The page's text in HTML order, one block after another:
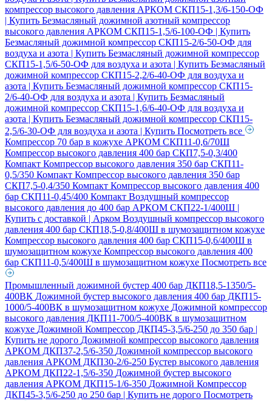
компрессор высокого давления АРКОМ СКП15-1,3/6-150-ОФ
| Купить Безмасляный дожимной азотный компрессор
высокого давления АРКОМ СКП15-1,5/6-100-ОФ | Купить
Безмасляный дожимной компрессор СКП15-2/6-50-ОФ для
воздуха и азота | Купить Безмасляный дожимной компрессор
СКП15-1,5/6-50-ОФ для воздуха и азота | Купить Безмасляный
дожимной компрессор СКП15-2,2/6-40-ОФ для воздуха и
азота | Купить Безмасляный дожимной компрессор СКП15-
2/6-40-ОФ для воздуха и азота | Купить Безмасляный
дожимной компрессор СКП15-1,6/6-40-ОФ для воздуха и
азота | Купить Безмасляный дожимной компрессор СКП15-
2,5/6-30-ОФ для воздуха и азота | Купить Посмотреть все
Компрессор 70 бар в кожухе АРКОМ СКП11-0,6/70Ш
Компрессор высокого давления 400 бар СКП7,5-0,3/400
Компакт Компрессор высокого давления 350 бар СКП11-
0,5/350 Компакт Компрессор высокого давления 350 бар
СКП7,5-0,4/350 Компакт Компрессор высокого давления 400
бар СКП11-0,45/400 Компакт Воздушный компрессор
высокого давления до 400 бар АРКОМ СКП22-1/400Ш |
Купить с доставкой | Арком Воздушный компрессор высокого
давления 400 бар СКП18,5-0,8/400Ш в шумозащитном кожухе
Компрессор высокого давления 400 бар СКП15-0,6/400Ш в
шумозащитном кожухе Компрессор высокого давления 400
бар СКП11-0,5/400Ш в шумозащитном кожухе Посмотреть все
Промышленный дожимной бустер 400 бар ДКП18,5-1350/5-
400ВК Дожимной бустер высокого давления 400 бар ДКП15-
1000/5-400ВК в шумозащитном кожухе Дожимной компрессор
высокого давления ДКП11-700/5-400ВК в шумозащитном
кожухе Дожимной Компрессор ДКП45-3,5/6-250 до 350 бар |
Купить не дорого Дожимной компрессор высокого давления
АРКОМ ДКП37-2,5/6-350 Дожимной компрессор высокого
давления АРКОМ ДКП30-2/6-250 Бустер высокого давления
АРКОМ ДКП22-1,5/6-350 Дожимной бустер высокого
давления АРКОМ ДКП15-1/6-350 Дожимной Компрессор
ДКП45-3,5/6-250 до 250 бар | Купить не дорого Посмотреть